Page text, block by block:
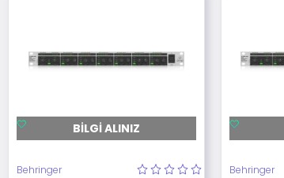
BILGI ALINIZ
Behringer
Behringer